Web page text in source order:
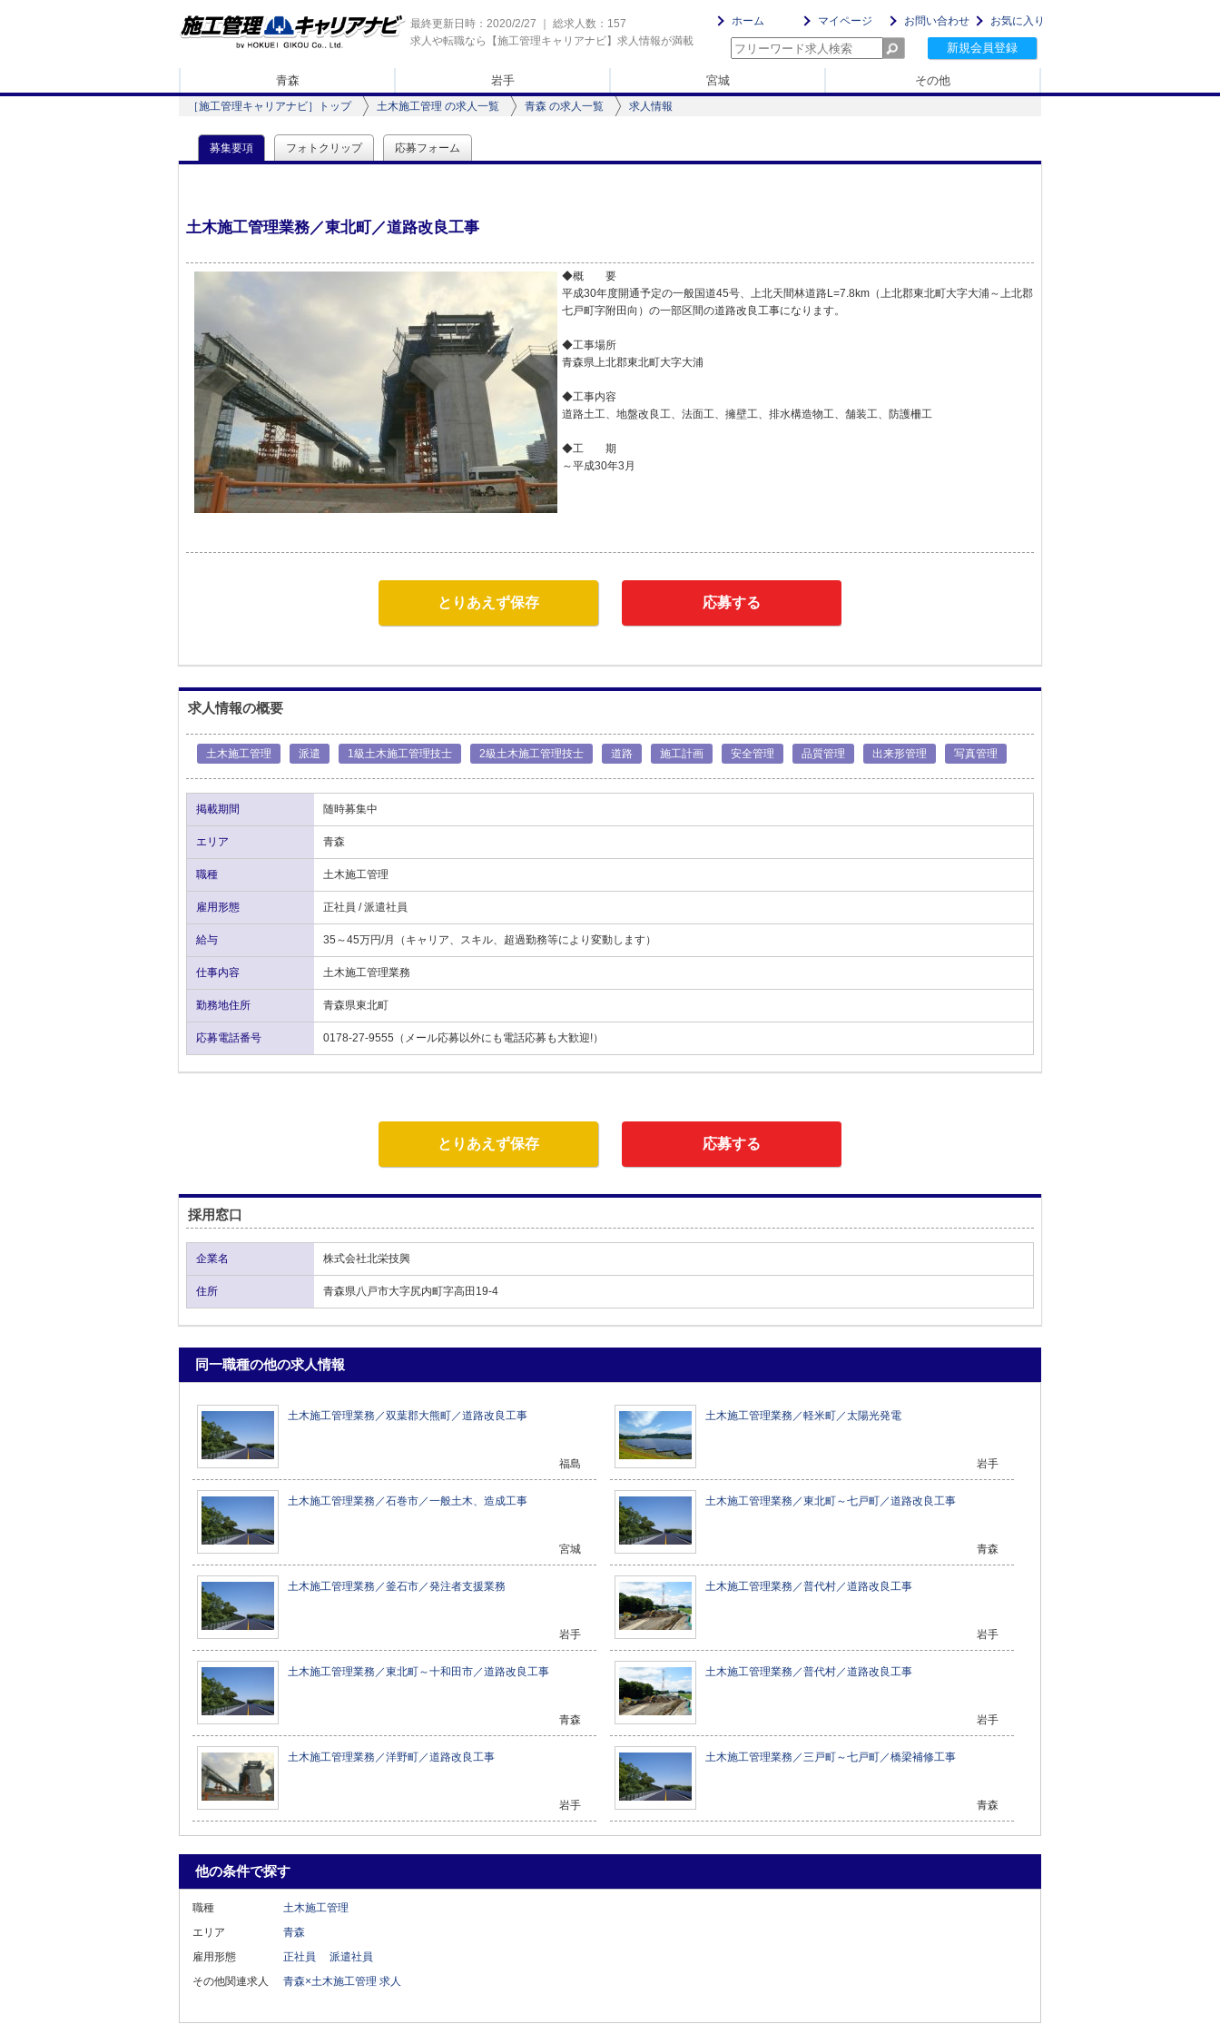
求人や転職なら【施工管理キャリアナビ】求人情報が満載
最終更新日時：2020/2/27 ｜ 総求人数：157 ホーム マイページ お問い合わせ お気に入り
新規会員登録
青森 岩手 宮城 その他
［施工管理キャリアナビ］トップ 土木施工管理 の求人一覧 青森 の求人一覧 求人情報
募集要項 フォトクリップ 応募フォーム
土木施工管理業務／東北町／道路改良工事
◆概 要
平成30年度開通予定の一般国道45号、上北天間林道路L=7.8km（上北郡東北町大字大浦～上北郡
七戸町字附田向）の一部区間の道路改良工事になります。
◆工事場所
青森県上北郡東北町大字大浦
◆工事内容
道路土工、地盤改良工、法面工、擁壁工、排水構造物工、舗装工、防護柵工
◆工 期
～平成30年3月
とりあえず保存 応募する
求人情報の概要
土木施工管理 派遣 1級土木施工管理技士 2級土木施工管理技士 道路 施工計画 安全管理 品質管理 出来形管理 写真管理
掲載期間 随時募集中
エリア 青森
職種 土木施工管理
雇用形態 正社員 / 派遣社員
給与 35～45万円/月（キャリア、スキル、超過勤務等により変動します）
仕事内容 土木施工管理業務
勤務地住所 青森県東北町
応募電話番号 0178-27-9555（メール応募以外にも電話応募も大歓迎!）
とりあえず保存 応募する
採用窓口
企業名 株式会社北栄技興
住所 青森県八戸市大字尻内町字高田19-4
同一職種の他の求人情報
土木施工管理業務／双葉郡大熊町／道路改良工事
福島
土木施工管理業務／軽米町／太陽光発電
岩手
土木施工管理業務／石巻市／一般土木、造成工事
宮城
土木施工管理業務／東北町～七戸町／道路改良工事
青森
土木施工管理業務／釜石市／発注者支援業務
岩手
土木施工管理業務／普代村／道路改良工事
岩手
土木施工管理業務／東北町～十和田市／道路改良工事
青森
土木施工管理業務／普代村／道路改良工事
岩手
土木施工管理業務／洋野町／道路改良工事
岩手
土木施工管理業務／三戸町～七戸町／橋梁補修工事
青森
他の条件で探す
職種
土木施工管理
エリア
青森
雇用形態
正社員
派遣社員
その他関連求人
青森×土木施工管理 求人